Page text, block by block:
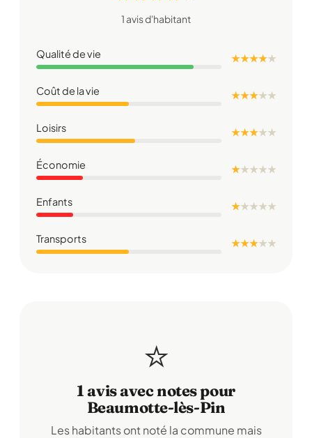
1 avis d'habitant
Qualité de vie ★ ★ ★ ★★
Coût de la vie ★ ★ ★★★
Loisirs ★ ★ ★★★
Économie ★★★★★
Enfants ★★★★★
Transports ★ ★ ★★★
⭐
1 avis avec notes pour
Beaumotte-lès-Pin
Les habitants ont noté la commune mais